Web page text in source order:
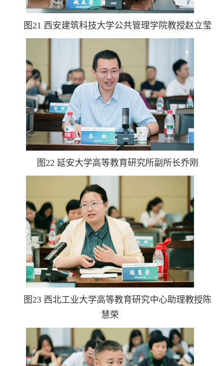
图21 西安建筑科技大学公共管理学院教授赵立莹
图22 延安大学高等教育研究所副所长乔刚
图23 西北工业大学高等教育研究中心助理教授陈
慧荣